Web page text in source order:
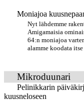
Moniajoa
Nyt lähdemme
Amigamaisia
64:n moniajoa
alamme koodata
Mikroduunari
Pelinikkarin
kuusneloseen